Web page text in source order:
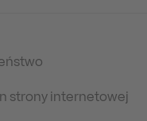
strony internetowej